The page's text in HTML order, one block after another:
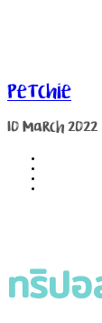
Petchie
10 March 2022
ทริป